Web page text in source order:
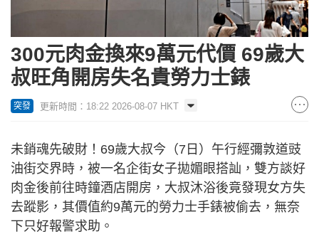
300元肉金換來9萬元代價 69歲大
叔旺角開房失名貴勞力士錶
突發 更新時間：18:22 2026-08-07 HKT
未銷魂先破財！69歲大叔今（7日）午行經彌敦道豉
油街交界時，被一名企街女子拋媚眼搭訕，雙方談好
肉金後前往時鐘酒店開房，大叔沐浴後竟發現女方失
去蹤影，其價值約9萬元的勞力士手錶被偷去，無奈
下只好報警求助。